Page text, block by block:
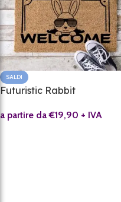
SALDI
Futuristic Rabbit
a partire da€19,90 + IVA